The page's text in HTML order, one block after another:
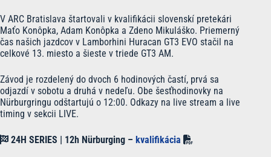
V ARC Bratislava štartovali v kvalifikácii slovenskí pretekári
Maťo Konôpka, Adam Konôpka a Zdeno Mikuláško. Priemerný
čas našich jazdcov v Lamborhini Huracan GT3 EVO stačil na
celkové 13. miesto a šieste v triede GT3 AM.
Závod je rozdelený do dvoch 6 hodinových častí, prvá sa
odjazdí v sobotu a druhá v nedeľu. Obe šesťhodinovky na
Nürburgringu odštartujú o 12:00. Odkazy na live stream a live
timing v sekcii LIVE.
24H SERIES | 12h Nürburging – kvalifikácia